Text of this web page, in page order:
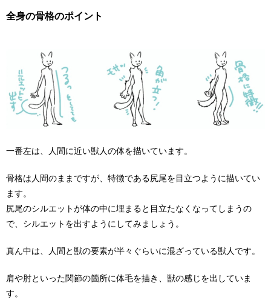
全身の骨格のポイント
一番左は、人間に近い獣人の体を描いています。
骨格は人間のままですが、特徴である尻尾を目立つように描いてい
ます。
尻尾のシルエットが体の中に埋まると目立たなくなってしまうの
で、シルエットを出すようにしてみましょう。
真ん中は、人間と獣の要素が半々ぐらいに混ざっている獣人です。
肩や肘といった関節の箇所に体毛を描き、獣の感じを出していま
す。